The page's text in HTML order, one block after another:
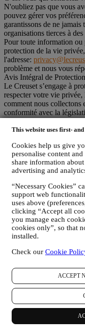
This website uses first-
Cookies help us give
personalise content
share information
advertising and
“Necessary Cookies”
support web
uses above
clicking “Accept all
you manage each
cookies only”, so that
installed.
Check our Cookie
ACCEPT
N'oubliez pas que vous
pouvez gérer vos
garantissons de ne jamais
organisations tierces à
Pour toute information ou
protection de la vie
l'adresse:
problème et nous vous
Avis Intégral de
Le Creuset s’engage à
respecter votre vie
comment nous collectons
conformité avec la
données 2016/679 de
territoire ou dans votre
Données”).
1. QUEL TYPE DE
VOUS
Une “donnée
concernant, qui nous
soit en combinaison avec
Enfants : Le présent site
collectons pas sciemment
Nous pouvons collecter
lorsque vous visitez
boutique Signature et
votre consentement, les
le nom, le prénom,
et d’autres
le but de créer un
qu’utilisateur
marketing sur le